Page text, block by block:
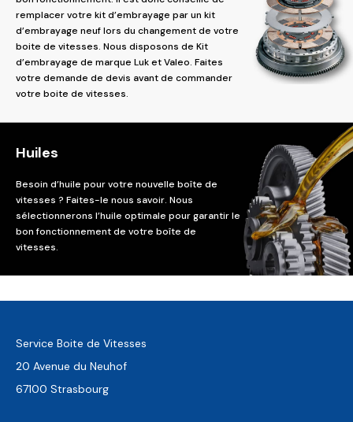
remplacer votre kit d’embrayage par un kit
d’embrayage neuf lors du changement de votre
boite de vitesses. Nous disposons de Kit
d’embrayage de marque Luk et Valeo. Faites
votre demande de devis avant de commander
votre boite de vitesses.
Huiles
Besoin d’huile pour votre nouvelle boîte de
vitesses ? Faites-le nous savoir. Nous
sélectionnerons l’huile optimale pour garantir le
bon fonctionnement de votre boîte de
vitesses.
Service Boite de Vitesses
20 Avenue du Neuhof
67100 Strasbourg